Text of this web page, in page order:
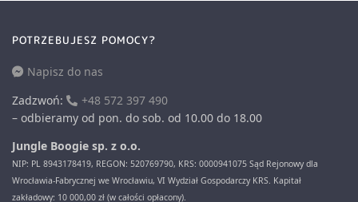
POTRZEBUJESZ POMOCY?
Napisz do nas
Zadzwoń:
+48 572 397 490
– odbieramy od pon. do sob. od 10.00 do 18.00
Jungle Boogie sp. z o.o.
NIP: PL 8943178419, REGON: 520769790, KRS: 0000941075 Sąd Rejonowy dla
Wrocławia-Fabrycznej we Wrocławiu, VI Wydział Gospodarczy KRS. Kapitał
zakładowy: 10 000,00 zł (w całości opłacony).